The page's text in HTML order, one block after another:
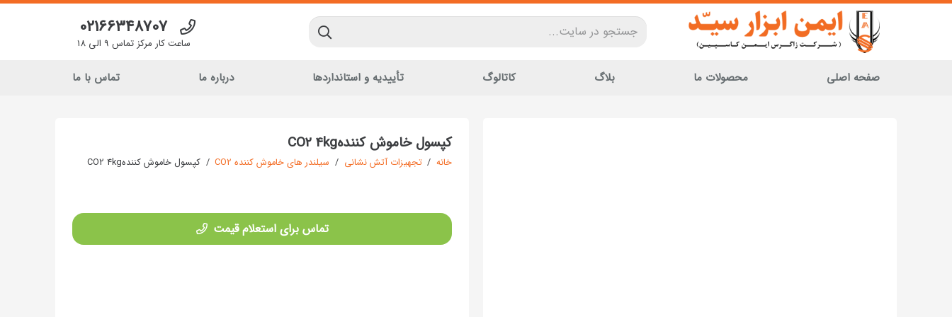
02166348707
ساعت کار مرکز تماس 9 الی 18
صفحه اصلی محصولات ما بلاگ کاتالوگ تأییدیه و استانداردها درباره ما تماس با ما
کپسول خاموش کنندهCO2 4kg
خانه / تجهیزات آتش نشانی / سیلندر های خاموش کننده CO2 / کپسول خاموش کنندهCO2 4kg
تماس برای استعلام قیمت